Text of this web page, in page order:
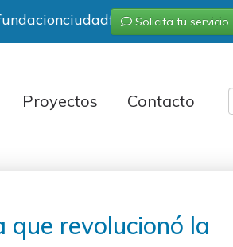
Solicita tu servicio
Proyectos Contacto
que revolucionó la